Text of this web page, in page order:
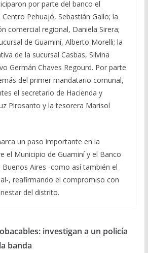
por parte del banco el
Pehuajó, Sebastián Gallo; la
comercial regional, Daniela Sirera;
de Guaminí, Alberto Morelli; la
de la sucursal Casbas, Silvina
Germán Chaves Regourd. Por parte
del primer mandatario comunal,
el secretario de Hacienda y
Pirosanto y la tesorera Marisol
un paso importante en la
el Municipio de Guaminí y el Banco
Buenos Aires -como así también el
, reafirmando el compromiso con
del distrito.
investigan a un policía
banda